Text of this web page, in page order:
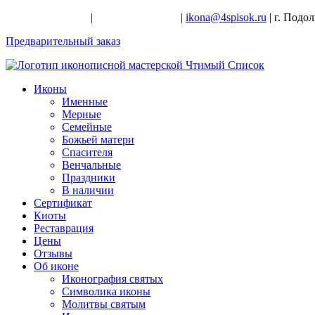
| | ikona@4spisok.ru | г.
Предварительный заказ
Иконы
Именные
Мерные
Семейные
Божьей матери
Спасителя
Венчальные
Праздники
В наличии
Сертификат
Киоты
Реставрация
Цены
Отзывы
Об иконе
Иконография святых
Символика иконы
Молитвы святым